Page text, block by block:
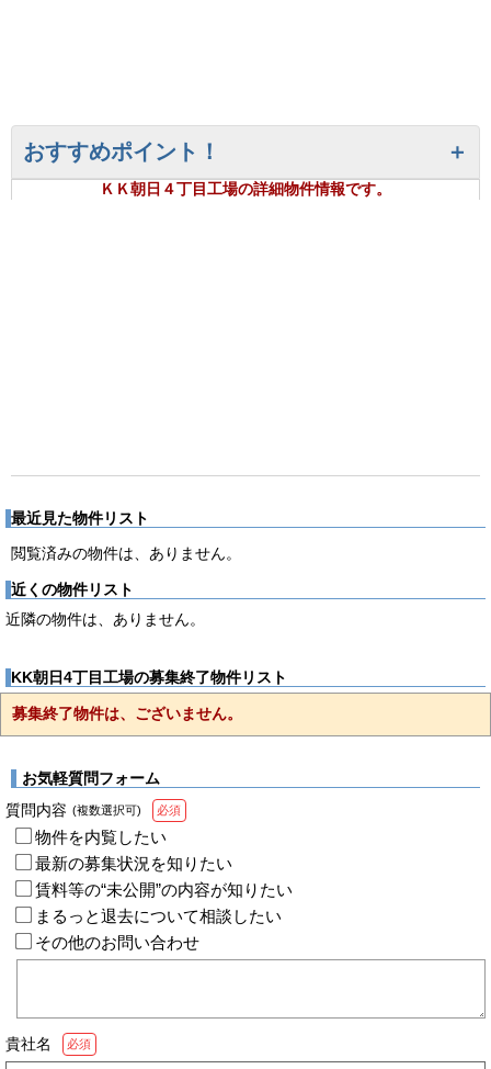
おすすめポイント！
ＫＫ朝日４丁目工場の詳細物件情報です。
最近見た物件リスト
閲覧済みの物件は、ありません。
近くの物件リスト
近隣の物件は、ありません。
KK朝日4丁目工場の募集終了物件リスト
募集終了物件は、ございません。
お気軽質問フォーム
質問内容 (複数選択可) 必須
物件を内覧したい
最新の募集状況を知りたい
賃料等の“未公開”の内容が知りたい
まるっと退去について相談したい
その他のお問い合わせ
貴社名 必須